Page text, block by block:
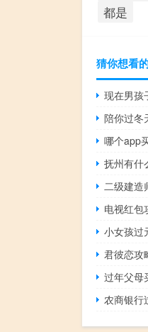
都是
猜你想看
现在男孩
陪你过冬
哪个app
抚州有什
二级建造
电视红包
小女孩过
君彼恋攻
过年父母
农商银行